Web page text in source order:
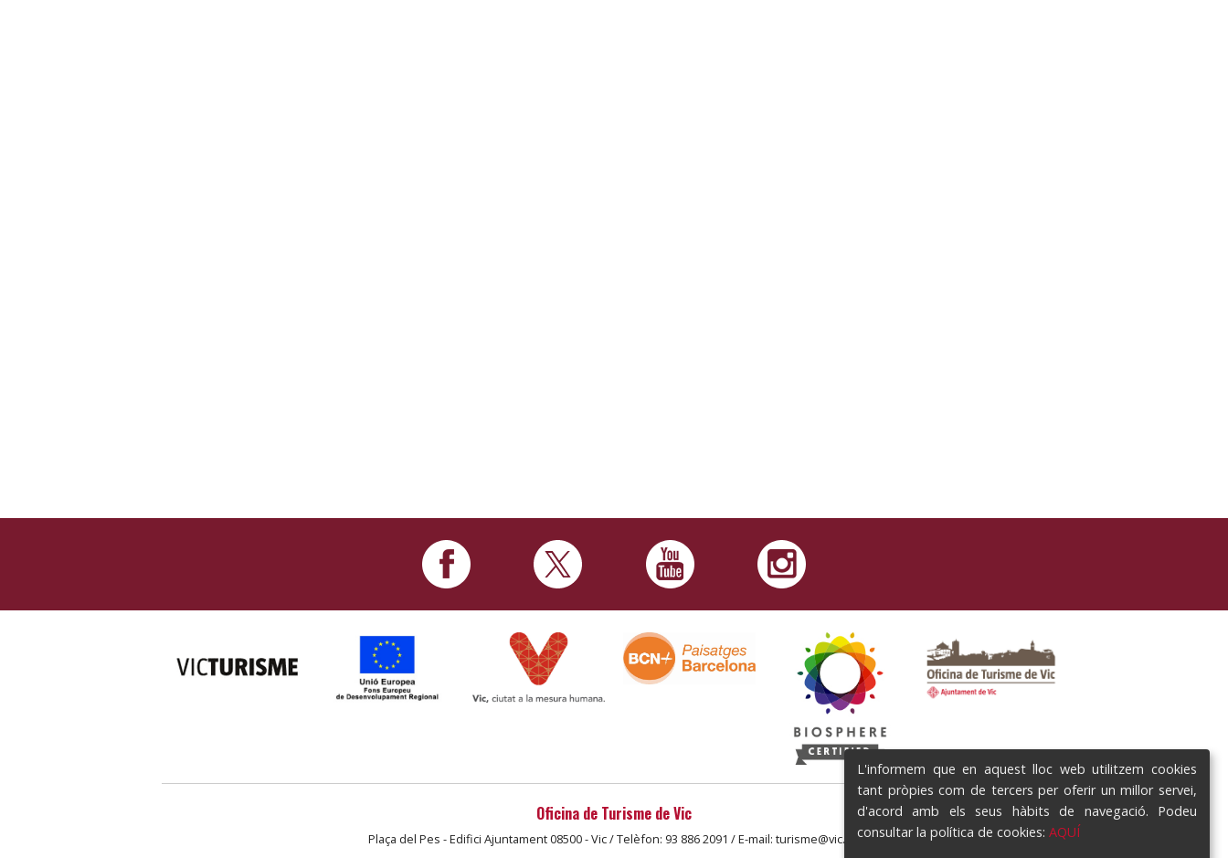
Oficina de Turisme de Vic
Plaça del Pes - Edifici Ajuntament 08500 - Vic / Telèfon: 93 886 2091 / E-mail: turisme@vic.cat
L'informem que en aquest lloc web utilitzem cookies
tant pròpies com de tercers per oferir un millor servei,
d'acord amb els seus hàbits de navegació. Podeu
consultar la política de cookies: AQUÍ